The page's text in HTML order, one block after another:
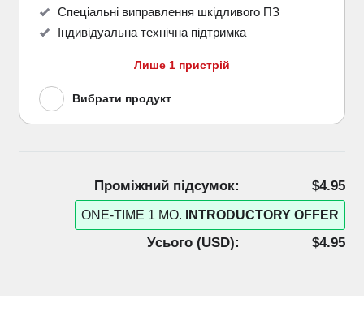
Спеціальні виправлення шкідливого ПЗ
Індивідуальна технічна підтримка
Лише 1 пристрій
Вибрати продукт
Проміжний підсумок: $4.95
ONE-TIME 1 MO. INTRODUCTORY OFFER
Усього (USD): $4.95